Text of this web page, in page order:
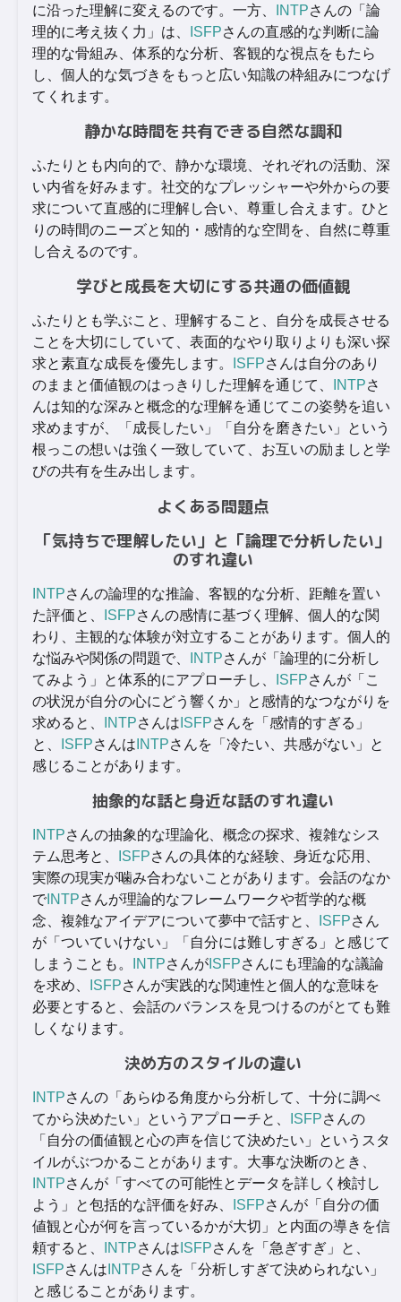
に沿った理解に変えるのです。一方、
INTPさんの「論
理的に考え抜く力」は、
ISFPさんの直感的な判断に論
理的な骨組み、体系的な分析、客観的な視点をもたら
し、個人的な気づきをもっと広い知識の枠組みにつなげ
てくれます。
静かな時間を共有できる自然な調和
ふたりとも内向的で、静かな環境、それぞれの活動、深
い内省を好みます。社交的なプレッシャーや外からの要
求について直感的に理解し合い、尊重し合えます。ひと
りの時間のニーズと知的・感情的な空間を、自然に尊重
し合えるのです。
学びと成長を大切にする共通の価値観
ふたりとも学ぶこと、理解すること、自分を成長させる
ことを大切にしていて、表面的なやり取りよりも深い探
求と素直な成長を優先します。
ISFPさんは自分のあり
のままと価値観のはっきりした理解を通じて、
INTPさ
んは知的な深みと概念的な理解を通じてこの姿勢を追い
求めますが、「成長したい」「自分を磨きたい」という
根っこの想いは強く一致していて、お互いの励ましと学
びの共有を生み出します。
よくある問題点
「気持ちで理解したい」と「論理で分析したい」
のすれ違い
INTPさんの論理的な推論、客観的な分析、距離を置い
た評価と、
ISFPさんの感情に基づく理解、個人的な関
わり、主観的な体験が対立することがあります。個人的
な悩みや関係の問題で、
INTPさんが「論理的に分析し
てみよう」と体系的にアプローチし、
ISFPさんが「こ
の状況が自分の心にどう響くか」と感情的なつながりを
求めると、
INTPさんは ISFPさんを「感情的すぎる」
と、
ISFPさんは INTPさんを「冷たい、共感がない」と
感じることがあります。
抽象的な話と身近な話のすれ違い
INTPさんの抽象的な理論化、概念の探求、複雑なシス
テム思考と、
ISFPさんの具体的な経験、身近な応用、
実際の現実が噛み合わないことがあります。会話のなか
で INTPさんが理論的なフレームワークや哲学的な概
念、複雑なアイデアについて夢中で話すと、
ISFPさん
が「ついていけない」「自分には難しすぎる」と感じて
しまうことも。
INTPさんが ISFPさんにも理論的な議論
を求め、
ISFPさんが実践的な関連性と個人的な意味を
必要とすると、会話のバランスを見つけるのがとても難
しくなります。
決め方のスタイルの違い
INTPさんの「あらゆる角度から分析して、十分に調べ
てから決めたい」というアプローチと、
ISFPさんの
「自分の価値観と心の声を信じて決めたい」というスタ
イルがぶつかることがあります。大事な決断のとき、
INTPさんが「すべての可能性とデータを詳しく検討し
よう」と包括的な評価を好み、
ISFPさんが「自分の価
値観と心が何を言っているかが大切」と内面の導きを信
頼すると、
INTPさんは ISFPさんを「急ぎすぎ」と、
ISFPさんは INTPさんを「分析しすぎて決められない」
と感じることがあります。